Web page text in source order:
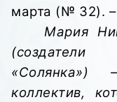
марта (№ 32). –
Мария
(создатели
«Солянка»)
коллектив,